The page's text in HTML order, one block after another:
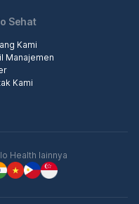
Sehat
Kami
Manajemen
Kami
Health lainnya